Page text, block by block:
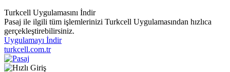
Turkcell Uygulamasını İndir
Pasaj ile ilgili tüm işlemlerinizi Turkcell Uygulamasından hızlıca
gerçekleştirebilirsiniz.
Uygulamayı İndir
turkcell.com.tr